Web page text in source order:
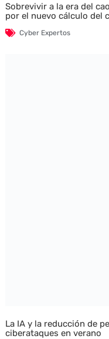
Sobrevivir a la era del
por el nuevo cálculo del
Cyber Expertos
La IA y la reducción de
ciberataques en verano